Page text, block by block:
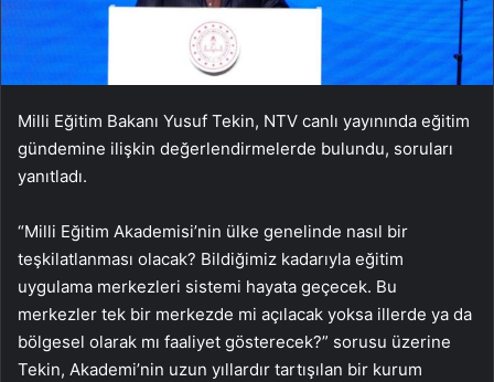
Milli Eğitim Bakanı Yusuf Tekin, NTV canlı yayınında eğitim
gündemine ilişkin değerlendirmelerde bulundu, soruları
yanıtladı.
“Milli Eğitim Akademisi’nin ülke genelinde nasıl bir
teşkilatlanması olacak? Bildiğimiz kadarıyla eğitim
uygulama merkezleri sistemi hayata geçecek. Bu
merkezler tek bir merkezde mi açılacak yoksa illerde ya da
bölgesel olarak mı faaliyet gösterecek?” sorusu üzerine
Tekin, Akademi’nin uzun yıllardır tartışılan bir kurum